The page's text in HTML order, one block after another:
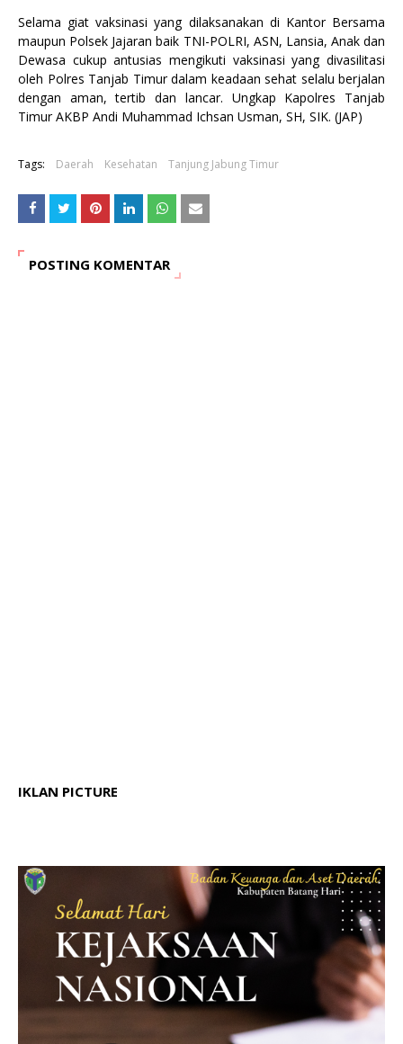
Selama giat vaksinasi yang dilaksanakan di Kantor Bersama
maupun Polsek Jajaran baik TNI-POLRI, ASN, Lansia, Anak dan
Dewasa cukup antusias mengikuti vaksinasi yang divasilitasi
oleh Polres Tanjab Timur dalam keadaan sehat selalu berjalan
dengan aman, tertib dan lancar. Ungkap Kapolres Tanjab
Timur AKBP Andi Muhammad Ichsan Usman, SH, SIK. (JAP)
Tags: Daerah Kesehatan Tanjung Jabung Timur
POSTING KOMENTAR
IKLAN PICTURE